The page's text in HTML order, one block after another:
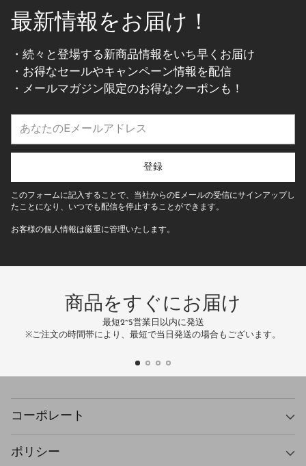
最新情報をお届け！
・続々と登場する新商品情報をいち早くお届け
・お得なセールやキャンペーン情報を配信
・メールマガジン限定のお得なクーポンも！
メ
ー
ア
レ
登録
このフォームに記入することで、当社からのEメールの受信にサインアップし
たことになり、いつでも配信を停止することができます。
お客様の個人情報は厳重に管理いたします。
商品をすぐにお届け
最短2~5営業日以内に発送
※ご注文の時間帯により、最短で当日発送の場合もございます。
コーポレート
ポリシー